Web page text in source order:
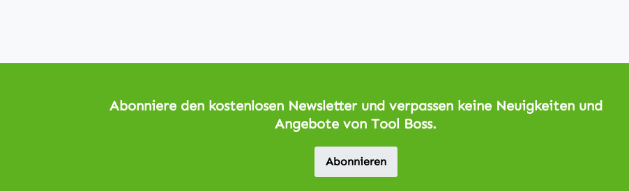
Abonniere den kostenlosen Newsletter und verpassen keine Neuigkeiten und
Angebote von Tool Boss.
Abonnieren